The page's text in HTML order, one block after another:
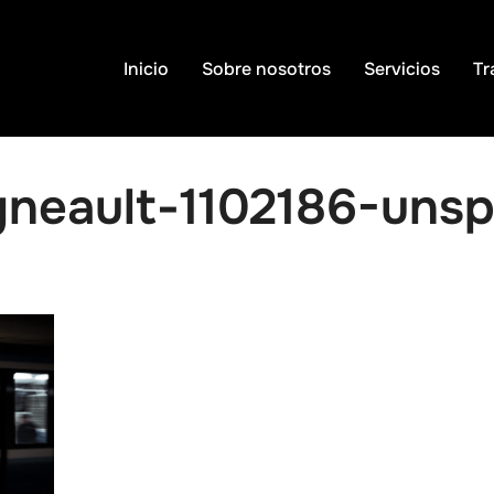
Inicio Sobre nosotros Servicios
1102186-